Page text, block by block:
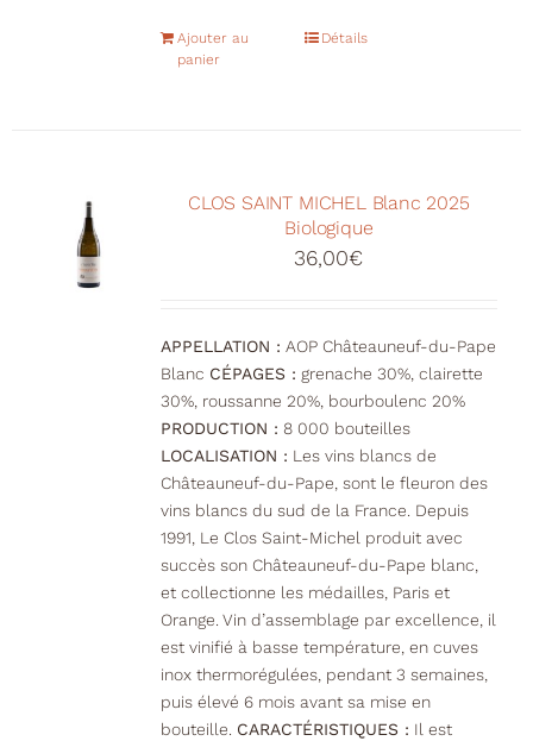
Ajouter au
panier
Détails
CLOS SAINT MICHEL Blanc 2025
Biologique
36,00€
APPELLATION : AOP Châteauneuf-du-Pape
Blanc CÉPAGES : grenache 30%, clairette
30%, roussanne 20%, bourboulenc 20%
PRODUCTION : 8 000 bouteilles
LOCALISATION : Les vins blancs de
Châteauneuf-du-Pape, sont le fleuron des
vins blancs du sud de la France. Depuis
1991, Le Clos Saint-Michel produit avec
succès son Châteauneuf-du-Pape blanc,
et collectionne les médailles, Paris et
Orange. Vin d’assemblage par excellence, il
est vinifié à basse température, en cuves
inox thermorégulées, pendant 3 semaines,
puis élevé 6 mois avant sa mise en
bouteille. CARACTÉRISTIQUES : Il est